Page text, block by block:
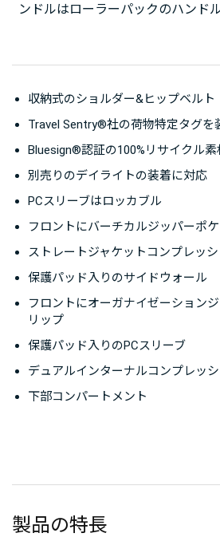
ンドルはローラーパックのハンド
収納式のショルダー&ヒップベルト
Travel Sentry®社の荷物特定タグを
Bluesign®認証の100%リサイクル素
別売りのデイライトの装着に対応
PCスリーブはロッカブル
フロントにバーチカルジッパーポ
ストレートジャケットコンプレッ
保護パッド入りのサイドウォール
フロントにオーガナイゼーション
リップ
保護パッド入りのPCスリーブ
デュアルインターナルコンプレッ
下部コンパートメント
製品の特長